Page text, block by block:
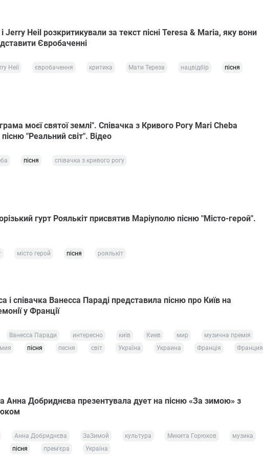
Jerry Heil розкритикували за текст пісні Teresa & Maria, яку вони
Євробаченні
Heil євробачення критика Мати Тереза нацвідбір пісня
моєї святої землі". Співачка з Кривого Рогу Mari Cheba
"Реальний світ". Відео
пісня співачка з кривого рогу
гурт Роялькіт присвятив Маріуполю пісню "Місто-герой".
місто герой пісня роялькіт
і співачка Ванесса Параді представила пісню про Київ на
у Франції
Ванесса Паради интересно київ Киев мир
музична премія
пісня песня світ Україна Украина Франція
Франция
Анна Добриднєва презентувала дует на пісню «За зимою» з
Анна Добриднєва ЗаЗимой культура Микита Горюков
музика
пісня прем'єра Україна